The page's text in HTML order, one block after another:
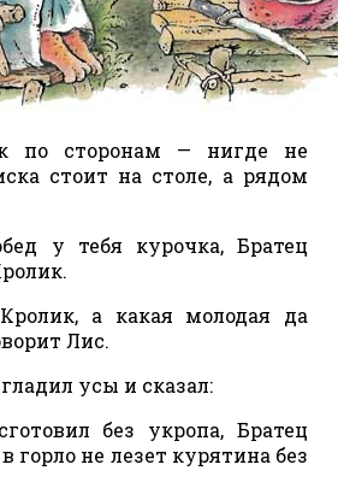
по сторонам — нигде не
стоит на столе, а рядом
у тебя курочка, Братец
а какая молодая да
Лис.
усы и сказал:
без укропа, Братец
горло не лезет курятина без